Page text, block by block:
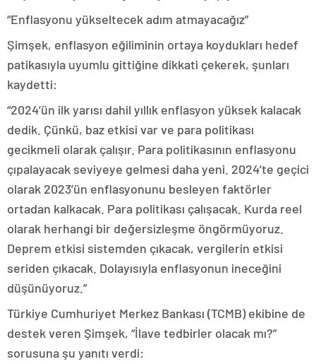
“Enflasyonu yükseltecek adım atmayacağız”
Şimşek, enflasyon eğiliminin ortaya koydukları hedef
patikasıyla uyumlu gittiğine dikkati çekerek, şunları
kaydetti:
“2024’ün ilk yarısı dahil yıllık enflasyon yüksek kalacak
dedik. Çünkü, baz etkisi var ve para politikası
gecikmeli olarak çalışır. Para politikasının enflasyonu
çıpalayacak seviyeye gelmesi daha yeni. 2024’te geçici
olarak 2023’ün enflasyonunu besleyen faktörler
ortadan kalkacak. Para politikası çalışacak. Kurda reel
olarak herhangi bir değersizleşme öngörmüyoruz.
Deprem etkisi sistemden çıkacak, vergilerin etkisi
seriden çıkacak. Dolayısıyla enflasyonun ineceğini
düşünüyoruz.”
Türkiye Cumhuriyet Merkez Bankası (TCMB) ekibine de
destek veren Şimşek, “İlave tedbirler olacak mı?”
sorusuna şu yanıtı verdi: